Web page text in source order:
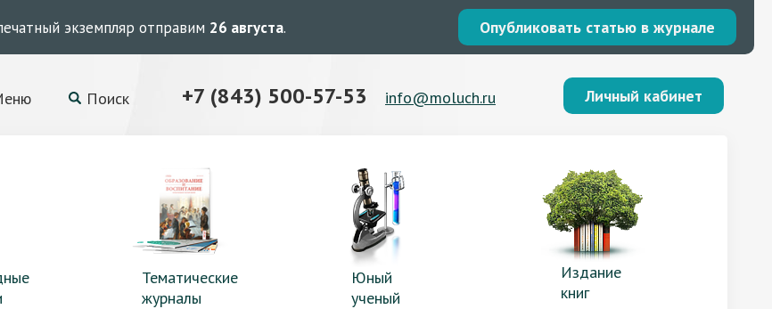
экземпляр отправим 26 августа. Опубликовать статью в журнале
Поиск +7 (843) 500-57-53 info@moluch.ru Личный кабинет
Тематические
журналы
Юный
ученый
Издание
книг